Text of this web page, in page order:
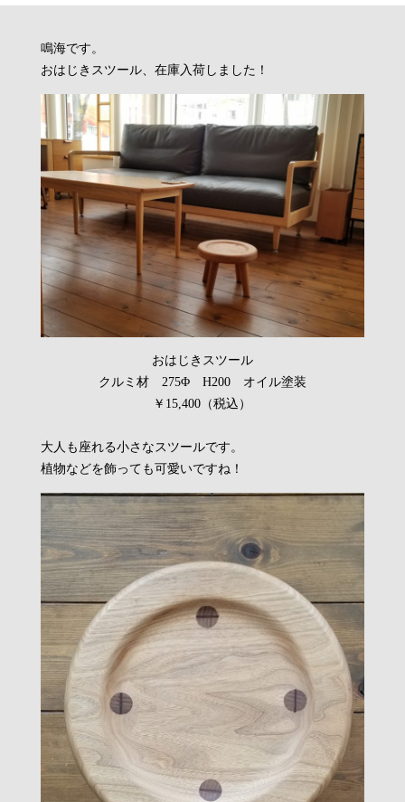
鳴海です。
おはじきスツール、在庫入荷しました！
おはじきスツール
クルミ材 275Φ H200 オイル塗装
￥15,400（税込）
大人も座れる小さなスツールです。
植物などを飾っても可愛いですね！